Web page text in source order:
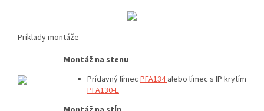
Príklady montáže
Montáž na stenu
Prídavný límec PFA134alebo límec s IP krytím
PFA130-E